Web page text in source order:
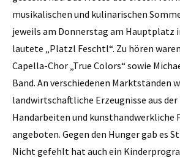
musikalischen und kulinarischen
jeweils am Donnerstag am Hauptplatz
lautete „Platzl Feschtl“. Zu hören
Capella-Chor „True Colors“ sowie
Band. An verschiedenen Marktständen
landwirtschaftliche Erzeugnisse aus der
Handarbeiten und kunsthandwerkliche
angeboten. Gegen den Hunger gab es
Nicht gefehlt hat auch ein